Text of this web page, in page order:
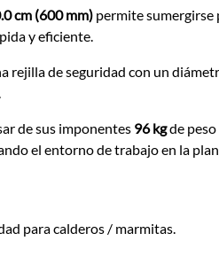
cm (600 mm) permite sumergirse
y eficiente.
rejilla de seguridad con un
de sus imponentes 96 kgde peso
el entorno de trabajo en la
para calderos / marmitas.